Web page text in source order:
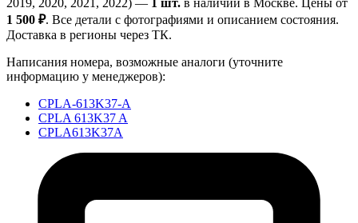
2019, 2020, 2021, 2022) — 1 шт. в наличии в Москве. Цены от
1 500 ₽. Все детали с фотографиями и описанием состояния.
Доставка в регионы через ТК.
Написания номера, возможные аналоги (уточните
информацию у менеджеров):
CPLA-613K37-A
CPLA 613K37 A
CPLA613K37A